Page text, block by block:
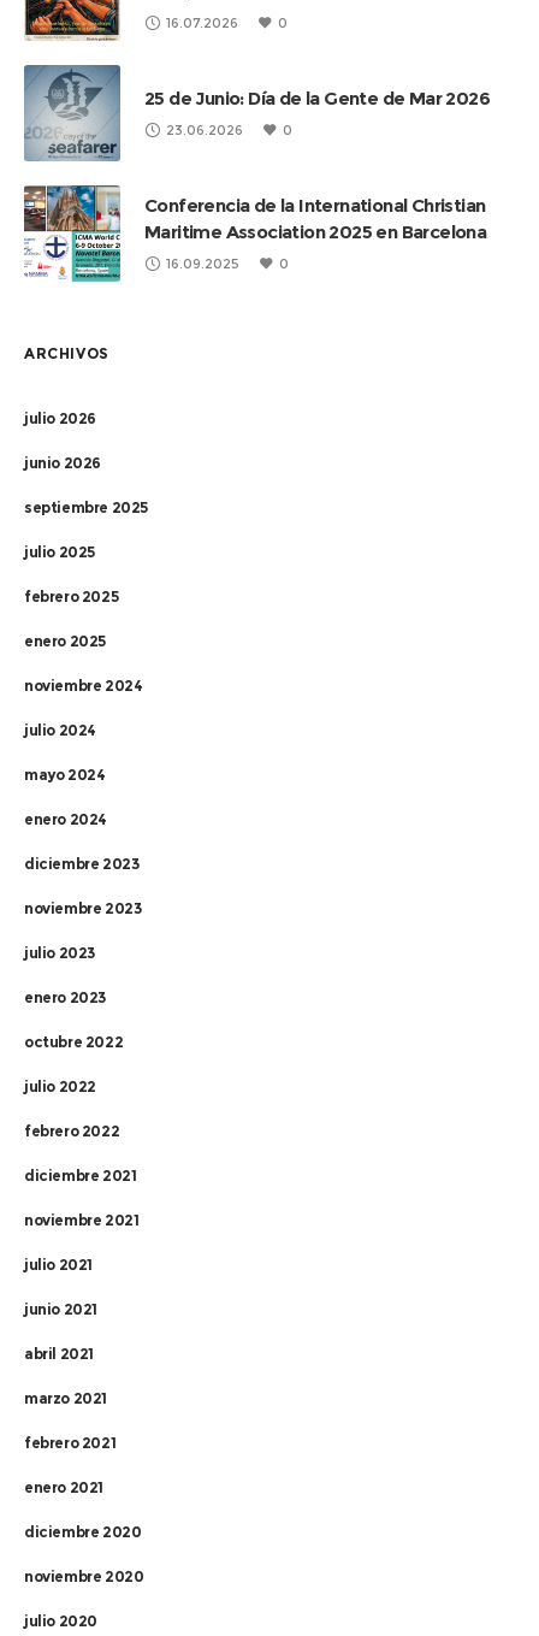
16.07.2026 0
25 de Junio: Día de la Gente de Mar 2026
23.06.2026 0
Conferencia de la International Christian
Maritime Association 2025 en Barcelona
16.09.2025 0
ARCHIVOS
julio 2026
junio 2026
septiembre 2025
julio 2025
febrero 2025
enero 2025
noviembre 2024
julio 2024
mayo 2024
enero 2024
diciembre 2023
noviembre 2023
julio 2023
enero 2023
octubre 2022
julio 2022
febrero 2022
diciembre 2021
noviembre 2021
julio 2021
junio 2021
abril 2021
marzo 2021
febrero 2021
enero 2021
diciembre 2020
noviembre 2020
julio 2020